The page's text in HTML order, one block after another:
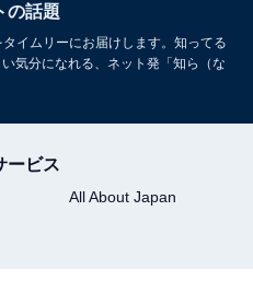
の話題
イムリーにお届けします。知ってる
気分になれる、ネット発「知ら（な
ービス
All About Japan